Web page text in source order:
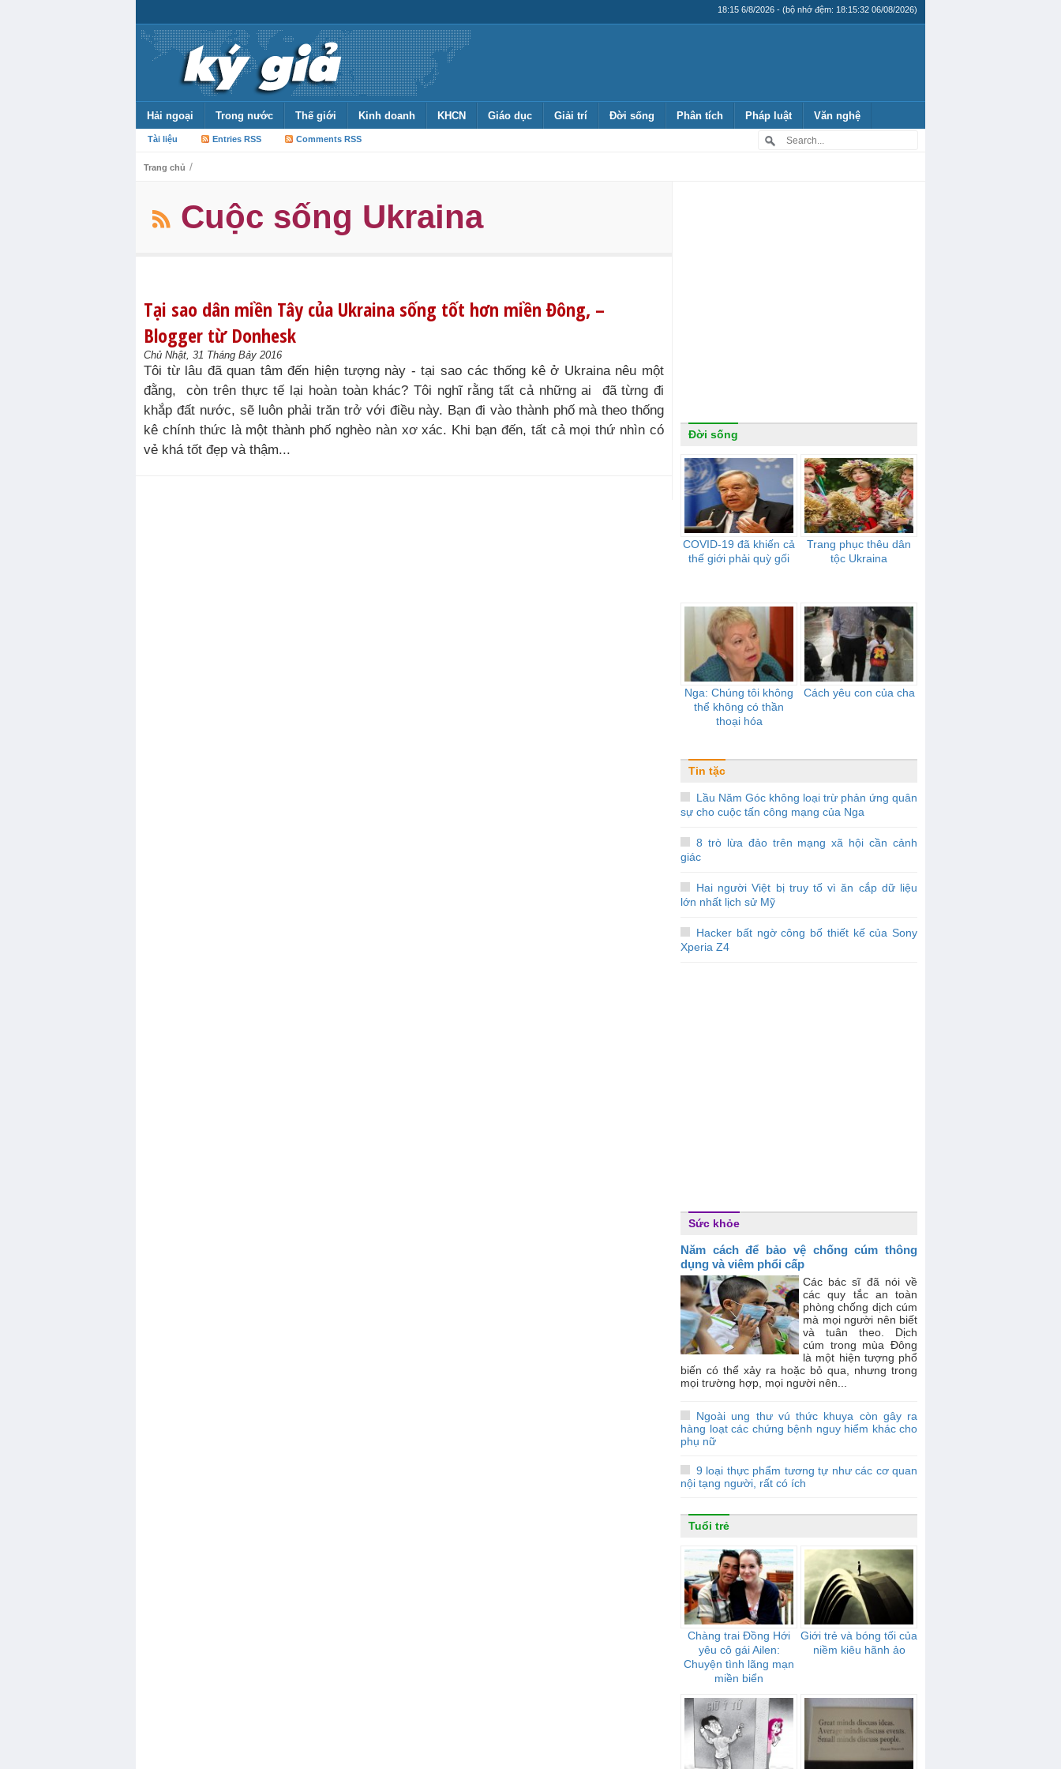
18:15 6/8/2026 - (bộ nhớ đệm: 18:15:32 06/08/2026)
Hải ngoại Trong nước Thế giới Kinh doanh KHCN Giáo dục Giải trí Đời sống Phân tích Pháp luật Văn nghệ
Tài liệu Entries RSS Comments RSS
Trang chủ /
Cuộc sống Ukraina
Tại sao dân miền Tây của Ukraina sống tốt hơn miền Đông, –
Blogger từ Donhesk
Chủ Nhật, 31 Tháng Bảy 2016
Tôi từ lâu đã quan tâm đến hiện tượng này - tại sao các thống kê ở Ukraina nêu một
đằng, còn trên thực tế lại hoàn toàn khác? Tôi nghĩ rằng tất cả những ai đã từng đi
khắp đất nước, sẽ luôn phải trăn trở với điều này. Bạn đi vào thành phố mà theo thống
kê chính thức là một thành phố nghèo nàn xơ xác. Khi bạn đến, tất cả mọi thứ nhìn có
vẻ khá tốt đẹp và thậm...
Đời sống
COVID-19 đã khiến cả
thế giới phải quỳ gối
Trang phục thêu dân
tộc Ukraina
Nga: Chúng tôi không
thể không có thần
thoại hóa
Cách yêu con của cha
Tin tặc
Lầu Năm Góc không loại trừ phản ứng quân
sự cho cuộc tấn công mạng của Nga
8 trò lừa đảo trên mạng xã hội cần cảnh
giác
Hai người Việt bị truy tố vì ăn cắp dữ liệu
lớn nhất lịch sử Mỹ
Hacker bất ngờ công bố thiết kế của Sony
Xperia Z4
Sức khỏe
Năm cách để bảo vệ chống cúm thông
dụng và viêm phổi cấp
Các bác sĩ đã nói về
các quy tắc an toàn
phòng chống dịch cúm
mà mọi người nên biết
và tuân theo. Dịch
cúm trong mùa Đông
là một hiện tượng phổ
biến có thể xảy ra hoặc bỏ qua, nhưng trong
mọi trường hợp, mọi người nên...
Ngoài ung thư vú thức khuya còn gây ra
hàng loạt các chứng bệnh nguy hiểm khác cho
phụ nữ
9 loại thực phẩm tương tự như các cơ quan
nội tạng người, rất có ích
Tuổi trẻ
Chàng trai Đồng Hới
yêu cô gái Ailen:
Chuyện tình lãng mạn
miền biển
Giới trẻ và bóng tối của
niềm kiêu hãnh ảo